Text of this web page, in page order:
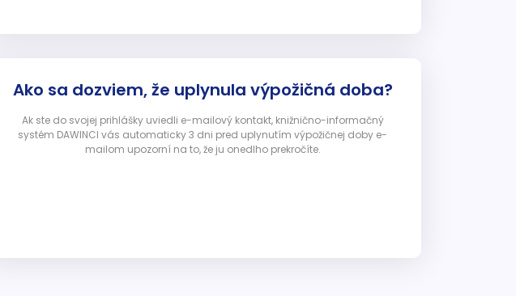
Ako sa dozviem, že uplynula výpožičná doba?
Ak ste do svojej prihlášky uviedli e-mailový kontakt, knižnično-informačný
systém DAWINCI vás automaticky 3 dni pred uplynutím výpožičnej doby e-
mailom upozorní na to, že ju onedlho prekročíte.